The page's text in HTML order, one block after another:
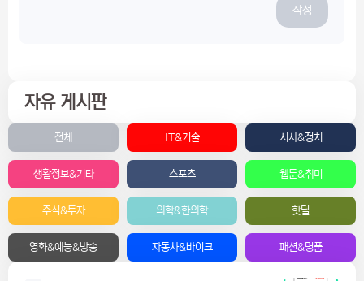
작성
자유 게시판
전체 IT&기술 시사&정치
생활정보&기타 스포츠 웹툰&취미
주식&투자 의학&한의학 핫딜
영화&예능&방송 자동차&바이크 패션&명품